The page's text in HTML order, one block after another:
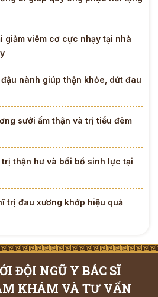
giảm viêm cơ cực nhạy tại nhà
đậu nành giúp thận khỏe, dứt đau
sưởi ấm thận và trị tiểu đêm
thận hư và bồi bổ sinh lực tại
trị đau xương khớp hiệu quả
ĐỘI NGŨ Y BÁC SĨ
KHÁM VÀ TƯ VẤN